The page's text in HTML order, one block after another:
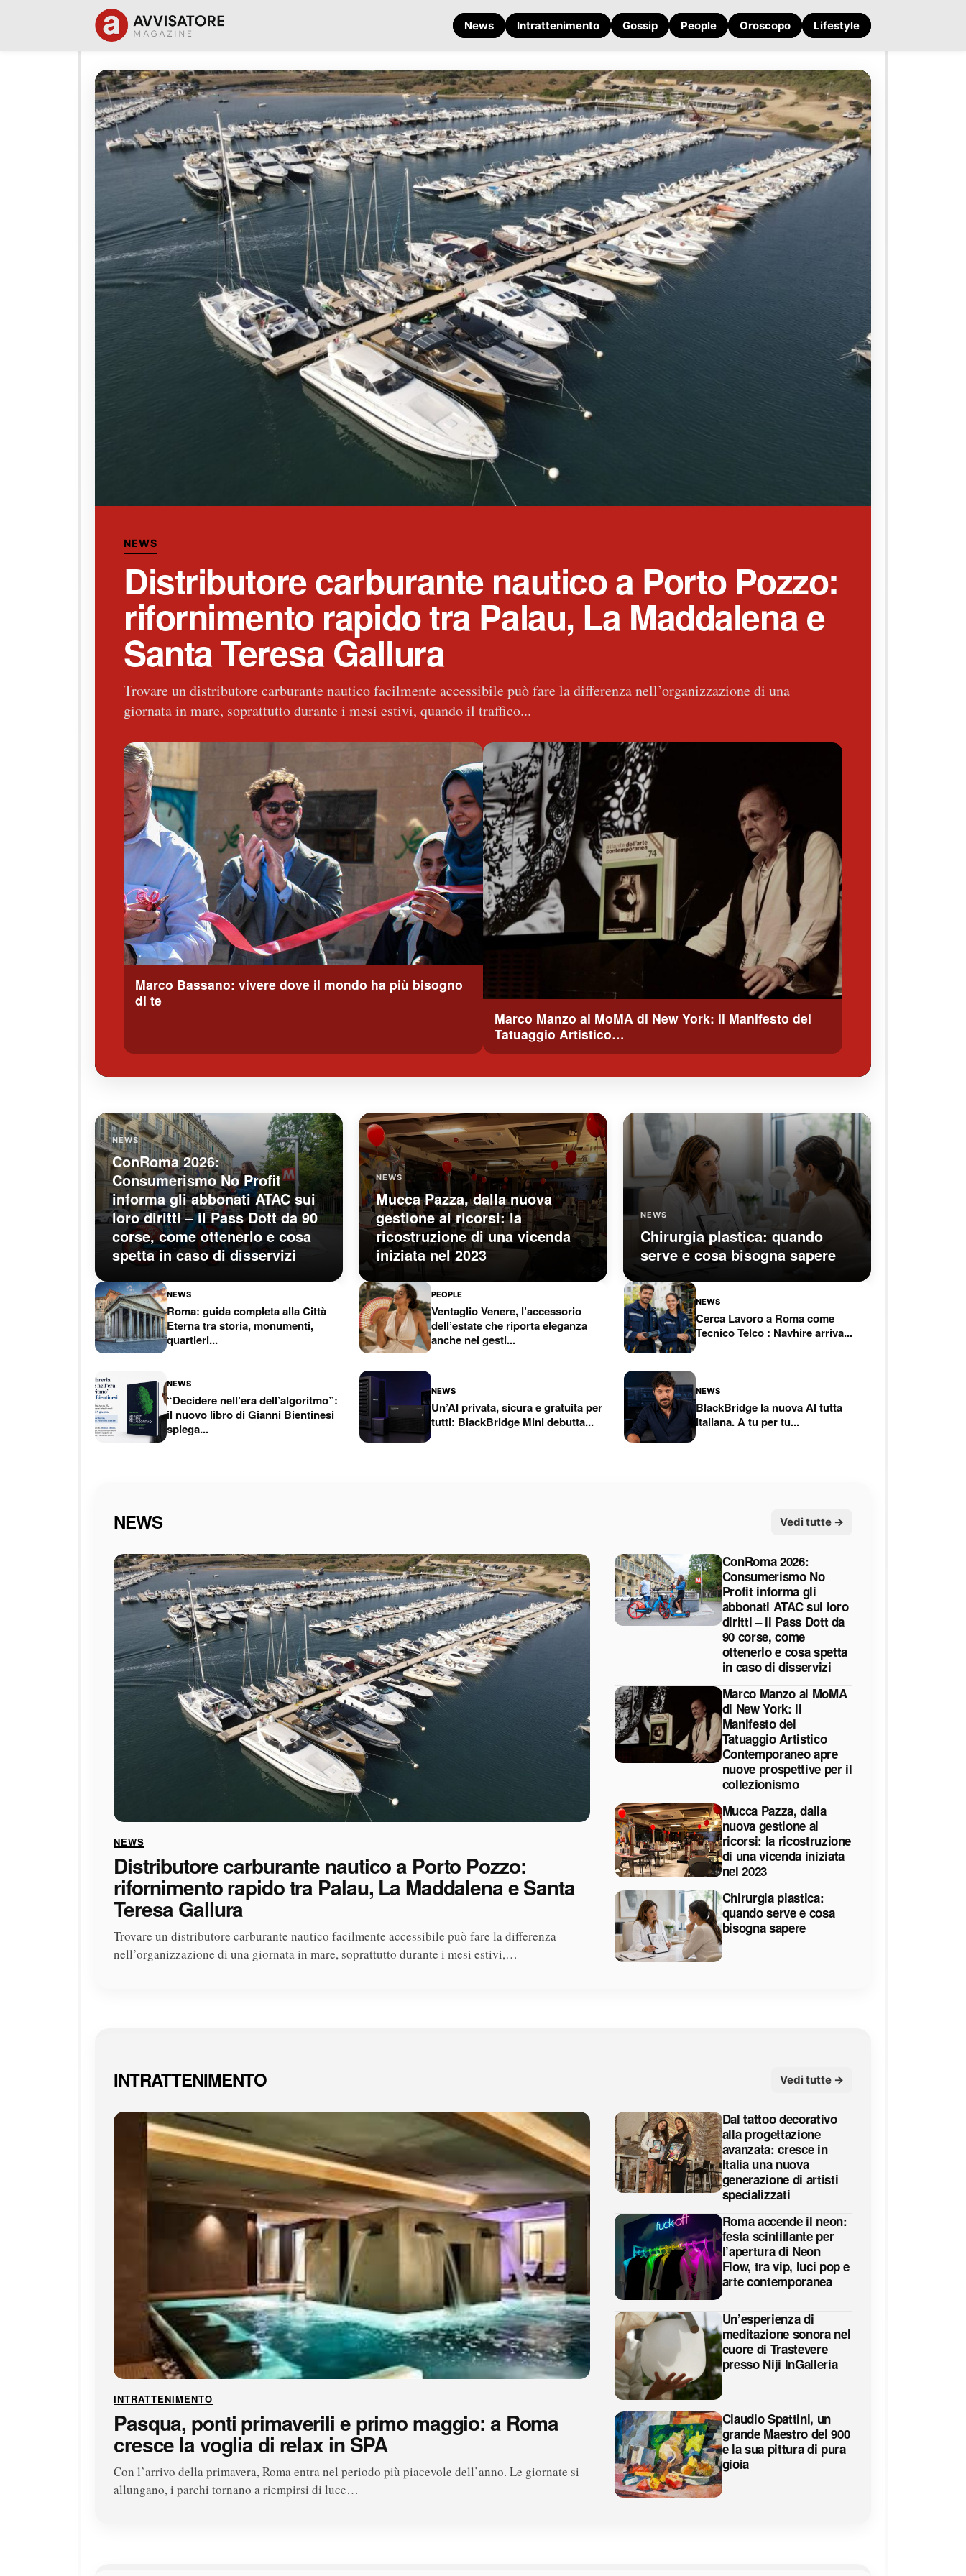
News Intrattenimento Gossip People Oroscopo Lifestyle
NEWS
Distributore carburante nautico a Porto Pozzo:
rifornimento rapido tra Palau, La Maddalena e
Santa Teresa Gallura
Trovare un distributore carburante nautico facilmente accessibile può fare la differenza nell’organizzazione di una
giornata in mare, soprattutto durante i mesi estivi, quando il traffico...
Marco Bassano: vivere dove il mondo ha più bisogno
di te
Marco Manzo al MoMA di New York: il Manifesto del
Tatuaggio Artistico…
NEWS
ConRoma 2026:
Consumerismo No Profit
informa gli abbonati ATAC sui
loro diritti – il Pass Dott da 90
corse, come ottenerlo e cosa
spetta in caso di disservizi
NEWS
Mucca Pazza, dalla nuova
gestione ai ricorsi: la
ricostruzione di una vicenda
iniziata nel 2023
NEWS
Chirurgia plastica: quando
serve e cosa bisogna sapere
NEWS
Roma: guida completa alla Città
Eterna tra storia, monumenti,
quartieri...
PEOPLE
Ventaglio Venere, l’accessorio
dell’estate che riporta eleganza
anche nei gesti...
NEWS
Cerca Lavoro a Roma come
Tecnico Telco : Navhire arriva...
NEWS
“Decidere nell’era dell’algoritmo”:
il nuovo libro di Gianni Bientinesi
spiega...
NEWS
Un’AI privata, sicura e gratuita per
tutti: BlackBridge Mini debutta...
NEWS
BlackBridge la nuova AI tutta
Italiana. A tu per tu...
NEWS Vedi tutte →
NEWS
Distributore carburante nautico a Porto Pozzo:
rifornimento rapido tra Palau, La Maddalena e Santa
Teresa Gallura
Trovare un distributore carburante nautico facilmente accessibile può fare la differenza
nell’organizzazione di una giornata in mare, soprattutto durante i mesi estivi,…
ConRoma 2026:
Consumerismo No
Profit informa gli
abbonati ATAC sui loro
diritti – il Pass Dott da
90 corse, come
ottenerlo e cosa spetta
in caso di disservizi
Marco Manzo al MoMA
di New York: il
Manifesto del
Tatuaggio Artistico
Contemporaneo apre
nuove prospettive per il
collezionismo
Mucca Pazza, dalla
nuova gestione ai
ricorsi: la ricostruzione
di una vicenda iniziata
nel 2023
Chirurgia plastica:
quando serve e cosa
bisogna sapere
INTRATTENIMENTO Vedi tutte →
INTRATTENIMENTO
Pasqua, ponti primaverili e primo maggio: a Roma
cresce la voglia di relax in SPA
Con l’arrivo della primavera, Roma entra nel periodo più piacevole dell’anno. Le giornate si
allungano, i parchi tornano a riempirsi di luce…
Dal tattoo decorativo
alla progettazione
avanzata: cresce in
Italia una nuova
generazione di artisti
specializzati
Roma accende il neon:
festa scintillante per
l’apertura di Neon
Flow, tra vip, luci pop e
arte contemporanea
Un’esperienza di
meditazione sonora nel
cuore di Trastevere
presso Niji InGalleria
Claudio Spattini, un
grande Maestro del 900
e la sua pittura di pura
gioia